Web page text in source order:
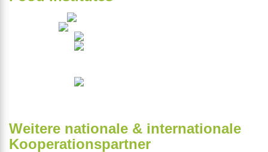
Weitere nationale & internationale
Kooperationspartner